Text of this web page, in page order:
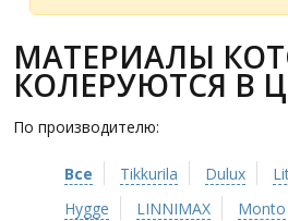
МАТЕРИАЛЫ
КОЛЕРУЮТСЯ В
По производителю:
Все Tikkurila Dulux
Hygge
LINNIMAX
Monto